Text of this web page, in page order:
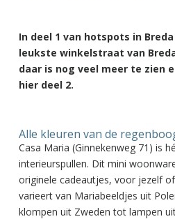
In deel 1 van hotspots in
leukste winkelstraat van
daar is nog veel meer te zien
hier deel 2.
Alle kleuren van de
Casa Maria (Ginnekenweg 71) is
interieurspullen. Dit mini
originele cadeautjes, voor jezelf
varieert van Mariabeeldjes uit
klompen uit Zweden tot lampen